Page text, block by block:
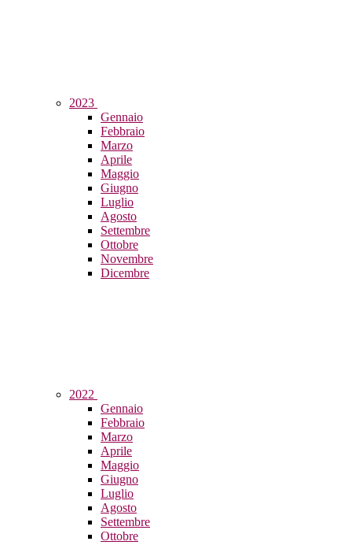
2023
Gennaio
Febbraio
Marzo
Aprile
Maggio
Giugno
Luglio
Agosto
Settembre
Ottobre
Novembre
Dicembre
2022
Gennaio
Febbraio
Marzo
Aprile
Maggio
Giugno
Luglio
Agosto
Settembre
Ottobre